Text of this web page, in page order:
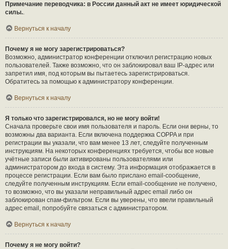
Примечание переводчика: в России данный акт не имеет юридической
силы..
Вернуться к началу
Почему я не могу зарегистрироваться?
Возможно, администратор конференции отключил регистрацию новых
пользователей. Также возможно, что он заблокировал ваш IP-адрес или
запретил имя, под которым вы пытаетесь зарегистрироваться.
Обратитесь за помощью к администратору конференции.
Вернуться к началу
Я только что зарегистрировался, но не могу войти!
Сначала проверьте свои имя пользователя и пароль. Если они верны, то
возможны два варианта. Если включена поддержка COPPA и при
регистрации вы указали, что вам менее 13 лет, следуйте полученным
инструкциям. На некоторых конференциях требуется, чтобы все новые
учётные записи были активированы пользователями или
администратором до входа в систему. Эта информация отображается в
процессе регистрации. Если вам было прислано email-сообщение,
следуйте полученным инструкциям. Если email-сообщение не получено,
то возможно, что вы указали неправильный адрес email либо он
заблокирован спам-фильтром. Если вы уверены, что ввели правильный
адрес email, попробуйте связаться с администратором.
Вернуться к началу
Почему я не могу войти?